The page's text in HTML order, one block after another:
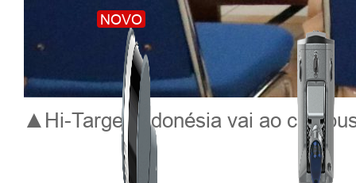
NOVO
▲Hi-Target Indonésia vai ao